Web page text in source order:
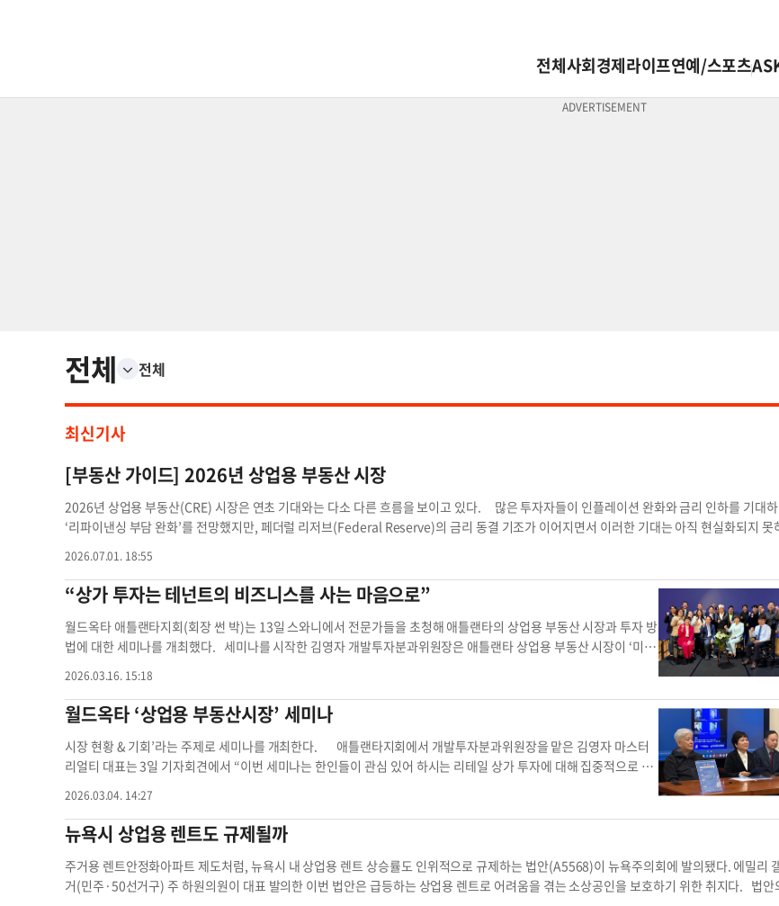
전체사회경제라이프연예/스포츠
전체 전체
최신기사
[부동산 가이드] 2026년 상업용 부동산 시장
2026년 상업용 부동산(CRE) 시장은 연초 기대와는 다소 다른 흐름을 보이고 있다. 많은 투자자들이 인플레이션 완화와 금리 인하를 기대
‘리파이낸싱 부담 완화’를 전망했지만, 페더럴 리저브(Federal Reserve)의 금리 동결 기조가 이어지면서 이러한 기대는 아직 현실화되지 못
하다. 뉴마크의 북미 캐피털 마켓을 총괄하는 채드 라벤더(Chad Lavender)는 최근 인터뷰에서 현재 부동산 금융 시장을 “거의 만족을 모를
로(인세이셔블·insatiable)” 자금 수요가 강한 상태로 평가했다. 실제로 시장에는 약 3780억 달러에 달하는 대기 자금(드라이 파우더
wder)이 존재하며, 투자자들은 여전히 적극적으로 투자 기회를 찾고 있다. 흥미로운 점은 투자자들의 시선이 거시경제에서 개별 자산으로
하고 있다는 것이다. 금리와 글로벌 변수에 대한 불확실성은 여전하지만, 투자 판단은 점점 더 지역 시장과 개별 자산의 경쟁력에 집중되고
일부 주요 도시에서는 오피스 시장 지표가 개선되는 신호도 포착되고 있으며, 이는 시장 전반에 대한 과도한 비관론을 완화시키는 요소로
고 있다. 한편 시장의 가장 큰 리스크로 지목돼 온 ‘매추리티 월(maturity wall)’ 문제도 예상과는 다른 양상으로 전개되고 있다. 대규모 부
나 급격한 매물 출회보다는 대주단과 차주 간의 협의를 통한 리파이낸싱, 자산 매각, 구조조정(워크아웃·workout) 등 점진적인 방식으로 해소
고 있다. 이는 시장 참여자들이 위기 상황에서도 비교적 유연하게 대응하고 있음을 보여준다. 특히 주목할 부분은 부채 시장의 유동성이다.
몇 년간 위축될 것으로 예상됐던 대출 시장은 오히려 빠르게 회복되고 있으며, 다양한 대체 금융기관과 데트 펀드(debt fund)를 중심으로 자
급이 활발하게 이루어지고 있다. 레포 렌딩(repo lending) 시장 역시 안정적으로 작동하며 비교적 경쟁력 있는 조건의 자금 조달이 가능해
결국 2026년 CRE 시장은 ‘자금은 충분하지만, 선택은 더욱 신중해진 시장’으로 요약할 수 있다. 금리 환경이 당장 개선되지 않더라도 시장
동성과 투자 의지는 여전히 강력하다. 이는 향후 시장이 급격한 하락보다는 점진적인 가격 조정과 함께 새로운 균형점을 찾아가는 과정에
음을 의미한다. 투자자 입장에서는 지금이야말로 시장을 단순히 기다리는 시점이 아니라 구조적 변화 속에서 기회를 선별해야 할 시기다. 결
과는 시장 전체의 방향이 아니라 개별 자산을 얼마나 정확히 읽어내느냐에 달려 있기 때문이다. ▶문의: (213)537-9691 렉스 유 / 뉴마크
Advisory Group 대표부동산 가이드 상업용 부동산 상업용 부동산 오피스 시장 지역 시장
2026.07.01. 18:55
“상가 투자는 테넌트의 비즈니스를 사는 마음으로”
월드옥타 애틀랜타지회(회장 썬 박)는 13일 스와니에서 전문가들을 초청해 애틀랜타의 상업용 부동산 시장과 투자 방
법에 대한 세미나를 개최했다. 세미나를 시작한 김영자 개발투자분과위원장은 애틀랜타 상업용 부동산 시장이 ‘미국
의 상업용 부동산 경험을 바탕으로 조지아주의 리테일 부동산 공실률 및 평균 임대료, 데이터센터 시장, 평균 CAP 레
이트(자본환원율) 등 조지아 시장 전반에 대해 설명했다. 김 위원장에 따르면 지난해 메트로 애틀랜타의 상업용 부
동산 자본환원율은 다세대주택 4.8~5.3%, 산업용(창고 등)은 5.5~6.5%, 그로서리가 끼어있는(앵커) 상가건물은 6.
5~7.5%, A급 사무실은 7.5~8.5%로, 전국 대도시 지역보다 상대적으로 높은 편이다. 또 한국기업들의 투자가 이어지
며 물류시설, 주거시설, 사무실 수요가 높아졌다고 설명했다. 이어서 김성한 상업용 부동산 브로커는 여러 가지 상업
1 익스체인지)이 있고, 부동산은 인플레이션 헤지 자산이라는 장점이 있다”고 전했다. 하지만 ‘나에게 맞는’ 부동산을
찾는 것이 중요하기 때문에 여러 매물을 잘 분석해 투자할 필요가 있다. 가령 은퇴를 하면서 부동산에 투자하면 안정
적인 매물을, 다운페이를 생각보다 더하고 사는 것이 좋으며, 현재 사업을 하고 있는데 부동산 투자를 하면 세금이 더
올라갈 수 있음을 고려해야 한다. 김 브로커는 “부동산은 외양간이 아닌, 소를 키우는 것과 마찬가지다. 상가를 산다는
것은 (테넌트의) 비즈니스를 산다는 마음으로 접근해야 한다”고 조언했다. 헤일리 구 얼라이언스 벤처 파트너스 부대
2026.03.16. 15:18
월드옥타 ‘상업용 부동산시장’ 세미나
시장 현황 & 기회’라는 주제로 세미나를 개최한다. 애틀랜타지회에서 개발투자분과위원장을 맡은 김영자 마스터
리얼티 대표는 3일 기자회견에서 “이번 세미나는 한인들이 관심 있어 하시는 리테일 상가 투자에 대해 집중적으로 설
김시현 변호사도 패널도 참석해 상업용 부동산 시장 현황을 전문적인 관점에서 설명할 계획이다. 구 부대표는 이날
“합동투자(신디케이트)에 대해서도 다룰 예정”이라고 말했다. 장소는 스와니 엔지니어스(N-Gineers) 강당이고,
참석자들에게 석식도 제공된다. ▶주소=450 Old Peachtree Rd NW Ste 201, 문의=678-200-7454 윤지아 기
자상업용 부동산 상업용 부동산시장 세미나 개최 부동산 서비스
2026.03.04. 14:27
뉴욕시 상업용 렌트도 규제될까
주거용 렌트안정화아파트 제도처럼, 뉴욕시 내 상업용 렌트 상승률도 인위적으로 규제하는 법안(A5568)이 뉴욕주의회에 발의됐다. 에밀리
거(민주·50선거구) 주 하원의원이 대표 발의한 이번 법안은 급등하는 상업용 렌트로 어려움을 겪는 소상공인을 보호하기 위한 취지다. 법안